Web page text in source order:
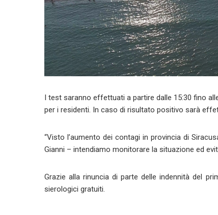
I test saranno effettuati a partire dalle 15:30 fino
per i residenti. In caso di risultato positivo sarà
“Visto l’aumento dei contagi in provincia di
Gianni – intendiamo monitorare la situazione ed
Grazie alla rinuncia di parte delle indennità del
sierologici gratuiti.